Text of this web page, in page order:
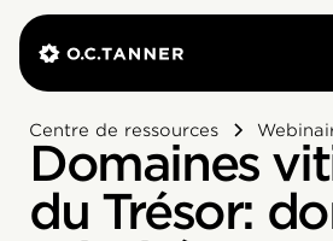
Centre de ressources
Domaines
du Trésor: